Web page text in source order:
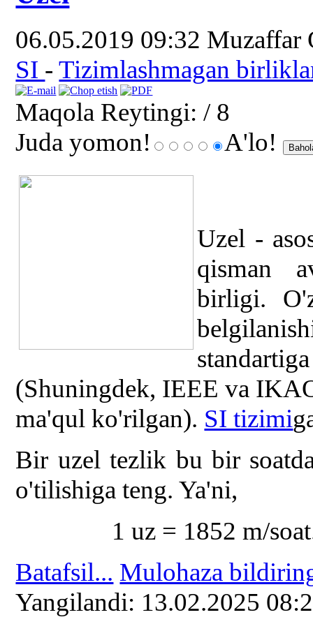
06.05.2019 09:32 Muzaffar
SI -Tizimlashmagan
Maqola Reytingi: / 8
Juda yomon!
A'lo!
Uzel -
qisman
birligi.
(Shuningdek, IEEE va
ma'qul ko'rilgan). SI tizimi
Bir uzel tezlik bu bir
o'tilishiga teng. Ya'ni,
1 uz = 1852 m/
Batafsil... Mulohaza
Yangilаndi: 13.02.2025